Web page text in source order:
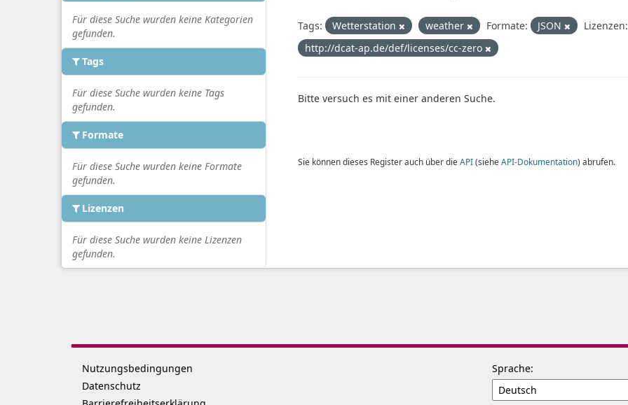
Für diese Suche wurden keine Kategorien
gefunden.
Tags
Für diese Suche wurden keine Tags
gefunden.
Formate
Für diese Suche wurden keine Formate
gefunden.
Lizenzen
Für diese Suche wurden keine Lizenzen
gefunden.
Tags: Wetterstation weather Formate: JSON
Lizenzen:
http://dcat-ap.de/def/licenses/cc-zero
Bitte versuch es mit einer anderen Suche.
Sie können dieses Register auch über die API(siehe API-Dokumentation) abrufen.
Nutzungsbedingungen
Datenschutz
Sprache